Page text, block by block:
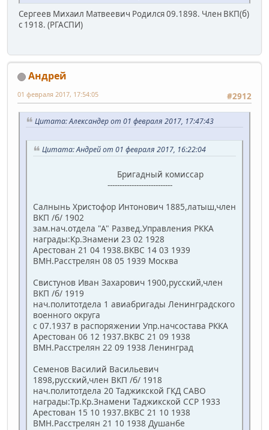
Сергеев Михаил Матвеевич Родился 09.1898. Член ВКП(б)
с 1918. (РГАСПИ)
Андрей
#2912
01 февраля 2017, 17:54:05
Цитата: Александер от 01 февраля 2017, 17:47:43
Цитата: Андрей от 01 февраля 2017, 16:22:04
Бригадный комиссар
---------------------------
Салнынь Христофор Интонович 1885,латыш,член
ВКП /б/ 1902
зам.нач.отдела "А" Развед.Управления РККА
награды:Кр.Знамени 23 02 1928
Арестован 21 04 1938.ВКВС 14 03 1939
ВМН.Расстрелян 08 05 1939 Москва
Свистунов Иван Захарович 1900,русский,член
ВКП /б/ 1919
нач.политотдела 1 авиабригады Ленинградского
военного округа
с 07.1937 в распоряжении Упр.начсостава РККА
Арестован 06 12 1937.ВКВС 21 09 1938
ВМН.Расстрелян 22 09 1938 Ленинград
Семенов Василий Васильевич
1898,русский,член ВКП /б/ 1918
нач.политотдела 20 Таджикской ГКД САВО
награды:Тр.Кр.Знамени Таджикской ССР 1933
Арестован 15 10 1937.ВКВС 21 10 1938
ВМН.Расстрелян 21 10 1938 Душанбе